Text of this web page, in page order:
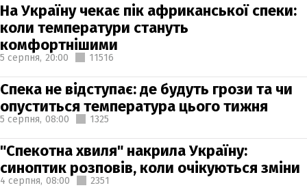
На Україну чекає пік африканської спеки:
коли температури стануть
комфортнішими
5 серпня, 20:00 11516
Спека не відступає: де будуть грози та чи
опуститься температура цього тижня
5 серпня, 08:00 1325
"Спекотна хвиля" накрила Україну:
синоптик розповів, коли очікуються зміни
4 серпня, 08:00 2351